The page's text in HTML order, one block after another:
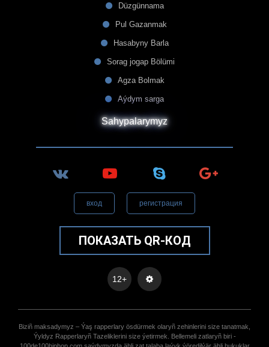
Düzgünnama
Pul Gazanmak
Hasabyny Barla
Sorag jogap Bölümi
Agza Bolmak
Aýdym sarga
Sahypalarymyz
вход регистрация
ПОКАЗАТЬ QR-КОД
12+
Biziñ maksadymyz – Ýaş rapperlary ösdürmek olaryñ zehinlerini size tanatmak,
Ýyldyz Rapperlaryñ Tazeliklerini size ýetirmek. Bellemeli zatlaryñ biri -
100de100hiphop.com saýdymyzda ähli zat talaba laýyk ýöredilýär ähli hukuklar